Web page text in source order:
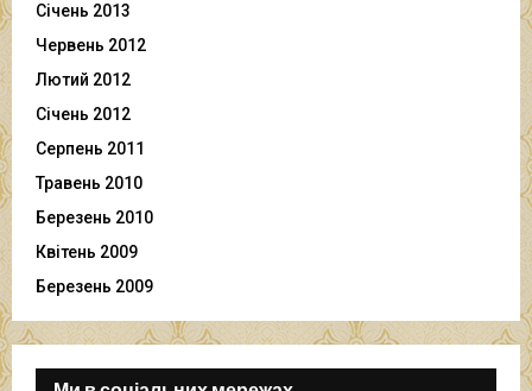
Січень 2013
Червень 2012
Лютий 2012
Січень 2012
Серпень 2011
Травень 2010
Березень 2010
Квітень 2009
Березень 2009